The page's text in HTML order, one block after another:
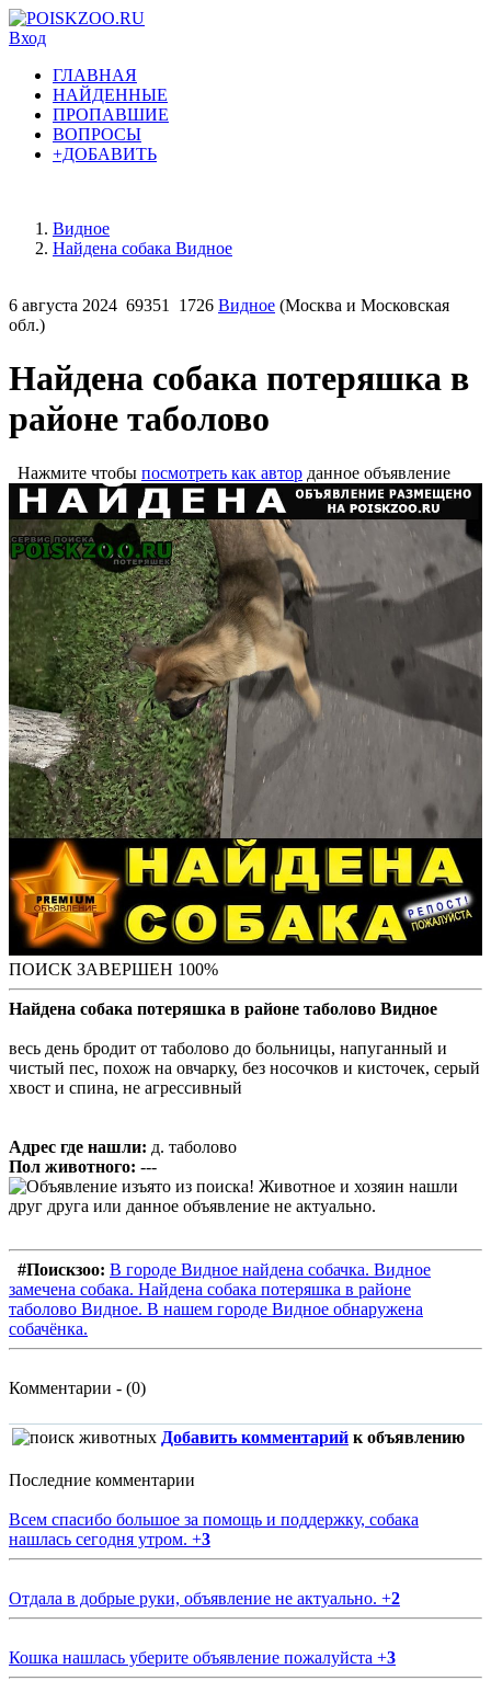
Вход
ГЛАВНАЯ
НАЙДЕННЫЕ
ПРОПАВШИЕ
ВОПРОСЫ
+ДОБАВИТЬ
Видное
Найдена собака Видное
6 августа 2024 69351 1726 Видное (Москва и Московская
обл.)
Найдена собака потеряшка в
районе таболово
Нажмите чтобы посмотреть как автор данное объявление
ПОИСК ЗАВЕРШЕН 100%
Найдена собака потеряшка в районе таболово Видное
весь день бродит от таболово до больницы, напуганный и
чистый пес, похож на овчарку, без носочков и кисточек, серый
хвост и спина, не агрессивный
Адрес где нашли: д. таболово
Пол животного: ---
#Поискзоо: В городе Видное найдена собачка. Видное
замечена собака. Найдена собака потеряшка в районе
таболово Видное. В нашем городе Видное обнаружена
собачёнка.
Комментарии - (0)
Добавить комментарий к объявлению
Последние комментарии
Всем спасибо большое за помощь и поддержку, собака
нашлась сегодня утром. +3
Отдала в добрые руки, объявление не актуально. +2
Кошка нашлась уберите объявление пожалуйста +3